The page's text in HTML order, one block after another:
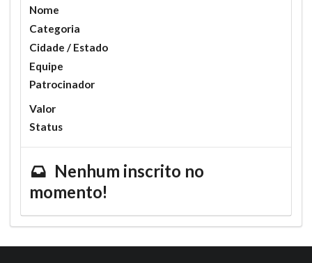
Nome
Categoria
Cidade / Estado
Equipe
Patrocinador
Valor
Status
Nenhum inscrito no
momento!